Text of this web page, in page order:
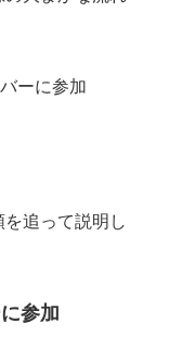
ーに参加
追って説明し
参加